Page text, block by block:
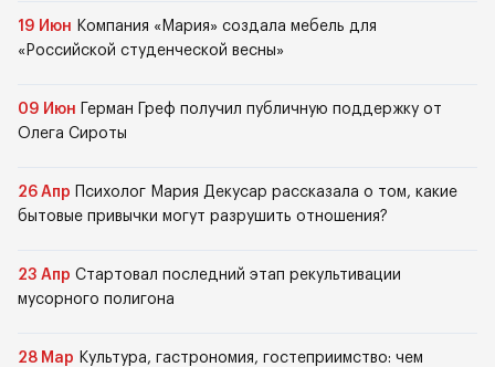
19 Июн Компания «Мария» создала мебель для
«Российской студенческой весны»
09 Июн
Герман Греф получил публичную поддержку от
Олега Сироты
26 Апр
Психолог Мария Декусар рассказала о том, какие
бытовые привычки могут разрушить отношения?
23 Апр Стартовал последний этап рекультивации
мусорного полигона
28 Мар Культура, гастрономия, гостеприимство: чем